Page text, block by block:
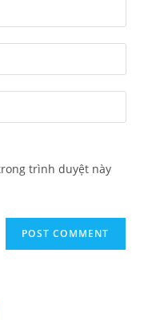
trình duyệt này